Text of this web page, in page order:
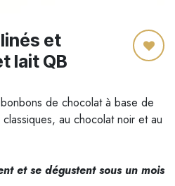
et
lait QB
de chocolat à base de
au chocolat noir et au
et se dégustent sous un mois